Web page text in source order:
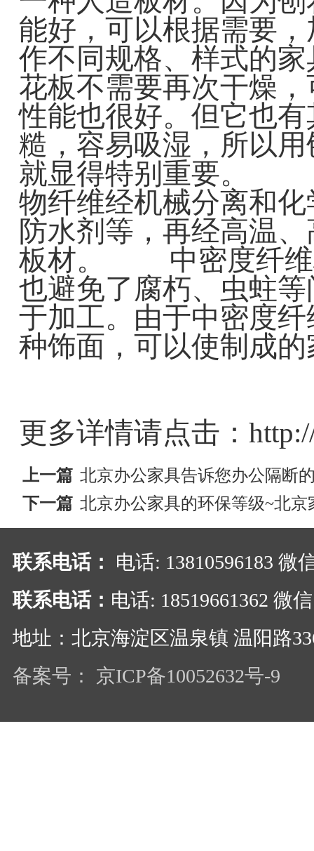
能好，可以根据需要
作不同规格、样式的
花板不需要再次干燥
性能也很好。但它也
糙，容易吸湿，所以
就显得特别重要。
物纤维经机械分离和
防水剂等，再经高温
板材。 中密度纤维
也避免了腐朽、虫蛀
于加工。由于中密度
种饰面，可以使制成
更多详情请点击：
上一篇 北京办公家具告诉您办公隔断
下一篇 北京办公家具的环保等级~北京
联系电话：
电话: 13810596183 微
联系电话： 电话: 18519661362 微
地址：北京海淀区温泉镇 温阳路
备案号： 京ICP备10052632号-9